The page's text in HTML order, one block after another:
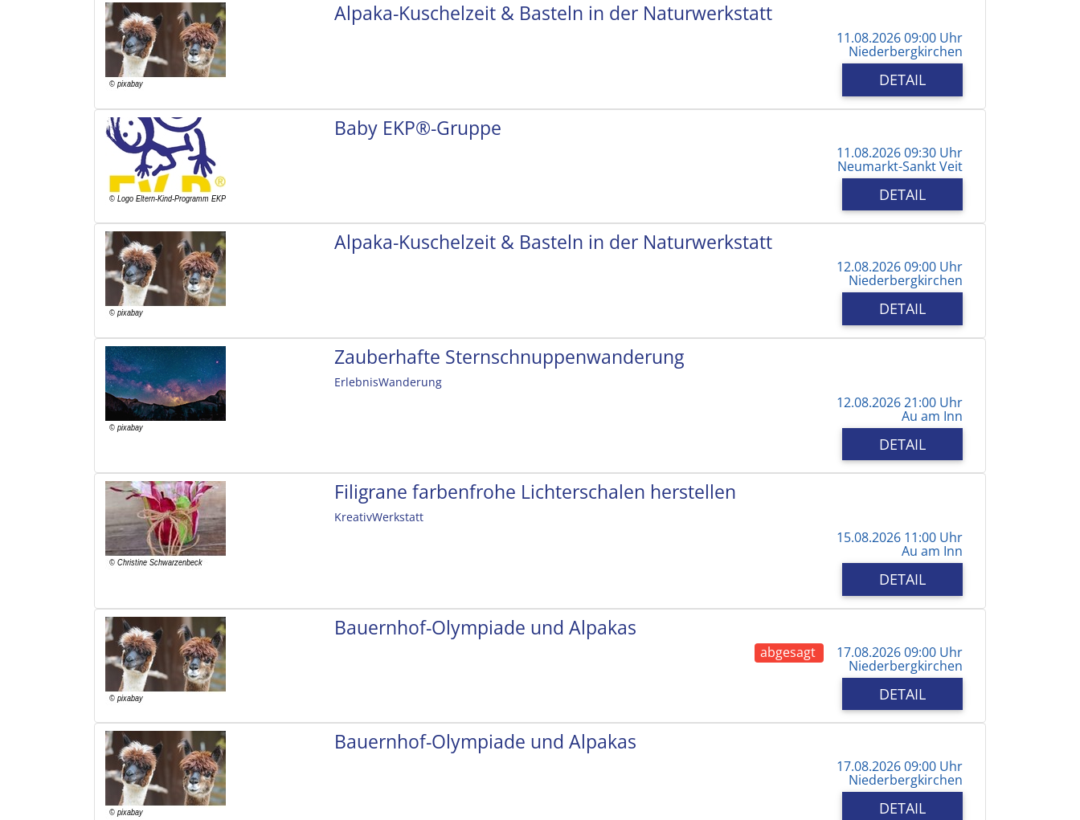
Alpaka-Kuschelzeit & Basteln in der Naturwerkstatt
11.08.2026 09:00 Uhr
Niederbergkirchen
DETAIL
Baby EKP®-Gruppe
11.08.2026 09:30 Uhr
Neumarkt-Sankt Veit
DETAIL
Alpaka-Kuschelzeit & Basteln in der Naturwerkstatt
12.08.2026 09:00 Uhr
Niederbergkirchen
DETAIL
Zauberhafte Sternschnuppenwanderung
ErlebnisWanderung
12.08.2026 21:00 Uhr
Au am Inn
DETAIL
Filigrane farbenfrohe Lichterschalen herstellen
KreativWerkstatt
15.08.2026 11:00 Uhr
Au am Inn
DETAIL
Bauernhof-Olympiade und Alpakas
abgesagt 17.08.2026 09:00 Uhr
Niederbergkirchen
DETAIL
Bauernhof-Olympiade und Alpakas
17.08.2026 09:00 Uhr
Niederbergkirchen
DETAIL